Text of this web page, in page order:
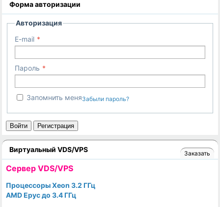
Форма авторизации
Авторизация
E-mail
Пароль
Запомнить меняЗабыли пароль?
Войти Регистрация
Виртуальный VDS/VPS Заказать
Cервер VDS/VPS
Процессоры Xeon 3.2 ГГц
AMD Epyc до 3.4 ГГц